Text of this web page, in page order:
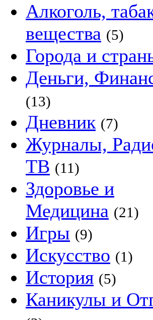
Алкоголь,
вещества (5)
Города и
Деньги,
(13)
Дневник (7)
Журналы,
ТВ (11)
Здоровье и
Медицина (21)
Игры (9)
Искусство (1)
История (5)
Каникулы и